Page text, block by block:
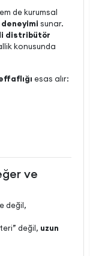
de kurumsal
sunar.
distribütör
konusunda
esas alır:
ve
değil,
değil, uzun